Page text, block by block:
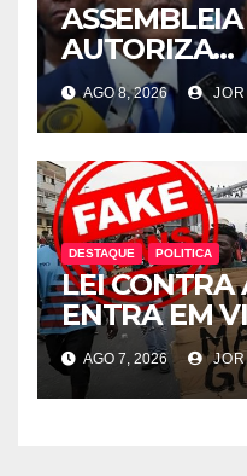
AUTORIZA
ADRIANO
CASO
AGO 8, 2026
DESTAQUE POLITICA
LEI CONTRA
ENTRA EM
ABRANGE
AGO 7, 2026